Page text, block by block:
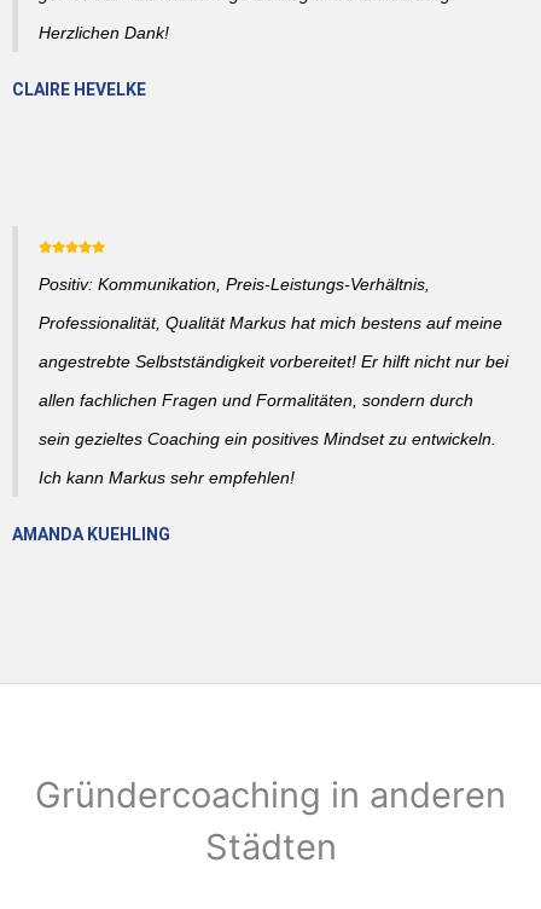
Herzlichen Dank!
CLAIRE HEVELKE
Positiv: Kommunikation, Preis-Leistungs-Verhältnis,
Professionalität, Qualität Markus hat mich bestens auf meine
angestrebte Selbstständigkeit vorbereitet! Er hilft nicht nur bei
allen fachlichen Fragen und Formalitäten, sondern durch
sein gezieltes Coaching ein positives Mindset zu entwickeln.
Ich kann Markus sehr empfehlen!
AMANDA KUEHLING
Gründercoaching in anderen
Städten